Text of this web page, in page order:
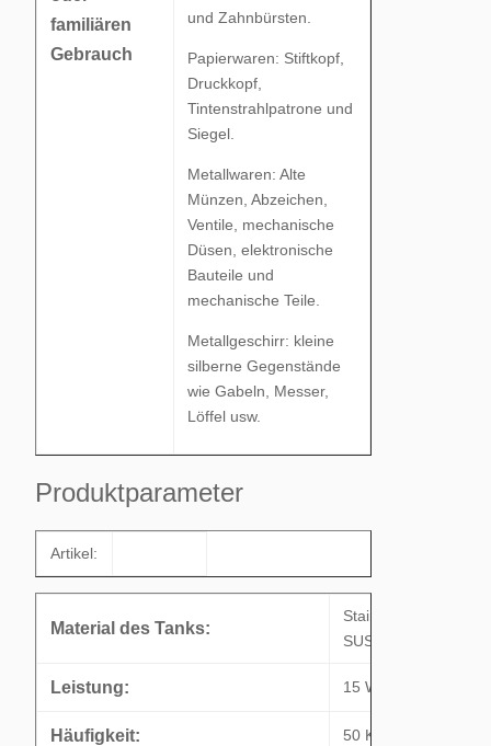
familiären
Gebrauch
und Zahnbürsten.
Papierwaren: Stiftkopf,
Druckkopf,
Tintenstrahlpatrone und
Siegel.
Metallwaren: Alte
Münzen, Abzeichen,
Ventile, mechanische
Düsen, elektronische
Bauteile und
mechanische Teile.
Metallgeschirr: kleine
silberne Gegenstände
wie Gabeln, Messer,
Löffel usw.
Produktparameter
Artikel:
Material des Tanks:
Stainless Steel
SUS304
Leistung: 15 W
Häufigkeit: 50 Khz